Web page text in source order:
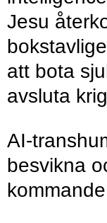
Jesu
att bota
avsluta
AI-
besvikna